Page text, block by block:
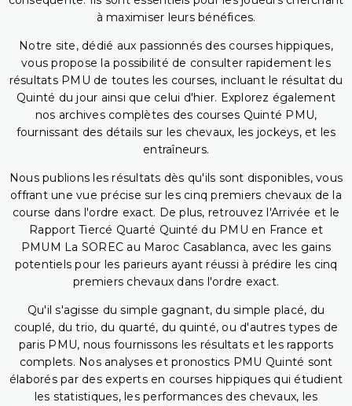
à maximiser leurs bénéfices.
Notre site, dédié aux passionnés des courses hippiques,
vous propose la possibilité de consulter rapidement les
résultats PMU de toutes les courses, incluant le résultat du
Quinté du jour ainsi que celui d'hier. Explorez également
nos archives complètes des courses Quinté PMU,
fournissant des détails sur les chevaux, les jockeys, et les
entraîneurs.
Nous publions les résultats dès qu'ils sont disponibles, vous
offrant une vue précise sur les cinq premiers chevaux de la
course dans l'ordre exact. De plus, retrouvez l'Arrivée et le
Rapport Tiercé Quarté Quinté du PMU en France et
PMUM La SOREC au Maroc Casablanca, avec les gains
potentiels pour les parieurs ayant réussi à prédire les cinq
premiers chevaux dans l'ordre exact.
Qu'il s'agisse du simple gagnant, du simple placé, du
couplé, du trio, du quarté, du quinté, ou d'autres types de
paris PMU, nous fournissons les résultats et les rapports
complets. Nos analyses et pronostics PMU Quinté sont
élaborés par des experts en courses hippiques qui étudient
les statistiques, les performances des chevaux, les